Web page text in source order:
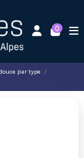
0
par type